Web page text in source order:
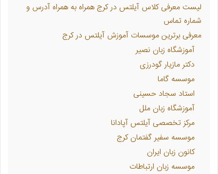
لیست معرفی کلاس آیلتس در کرج همراه به همراه آدرس و
شماره تماس
معرفی برترین موسسات آموزش آیلتس در کرج
آموزشگاه زبان نصیر
دکتر مازیار گودرزی
موسسه گاما
استاد سجاد حسینی
آموزشگاه زبان ملل
مرکز تخصصی آیلتس آپادانا
موسسه سفیر گفتمان کرج
کانون زبان ایران
موسسه زبان ارتباطات